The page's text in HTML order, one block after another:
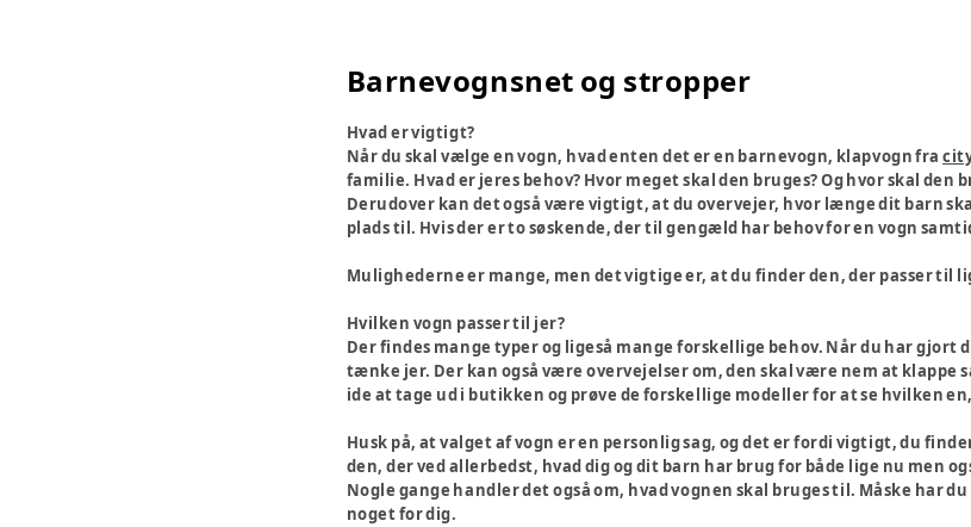
Barnevognsnet og stropper
Hvad er vigtigt?
Når du skal vælge en vogn, hvad enten det er en barnevogn, klapvogn fra
familie. Hvad er jeres behov? Hvor meget skal den bruges? Og hvor skal
Derudover kan det også være vigtigt, at du overvejer, hvor længe dit barn
plads til. Hvis der er to søskende, der til gengæld har behov for en vogn
Mulighederne er mange, men det vigtige er, at du finder den, der passer til
Hvilken vogn passer til jer?
Der findes mange typer og ligeså mange forskellige behov. Når du har gjort
tænke jer. Der kan også være overvejelser om, den skal være nem at
ide at tage ud i butikken og prøve de forskellige modeller for at se hvilken
Husk på, at valget af vogn er en personlig sag, og det er fordi vigtigt, du
den, der ved allerbedst, hvad dig og dit barn har brug for både lige nu men
Nogle gange handler det også om, hvad vognen skal bruges til. Måske har
noget for dig.